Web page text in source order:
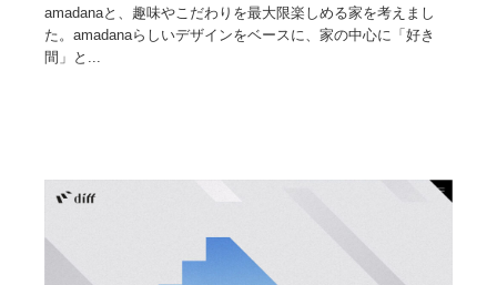
amadanaと、趣味やこだわりを最大限楽しめる家を考えまし
た。amadanaらしいデザインをベースに、家の中心に「好き
間」と...